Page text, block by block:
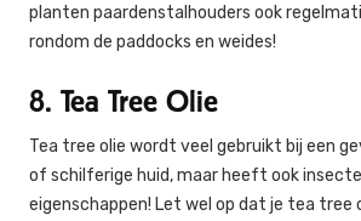
planten paardenstalhouders ook
rondom de paddocks en weides!
8. Tea Tree Olie
Tea tree olie wordt veel gebruikt bij een
of schilferige huid, maar heeft ook
eigenschappen! Let wel op dat je tea tree